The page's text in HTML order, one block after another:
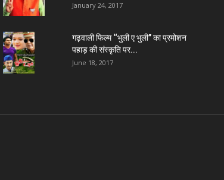
January 24, 2017
गढ़वाली फिल्म ‘‘भुली ए भुली’’ का प्रमोशन
पहाड़ की संस्कृति पर...
June 18, 2017